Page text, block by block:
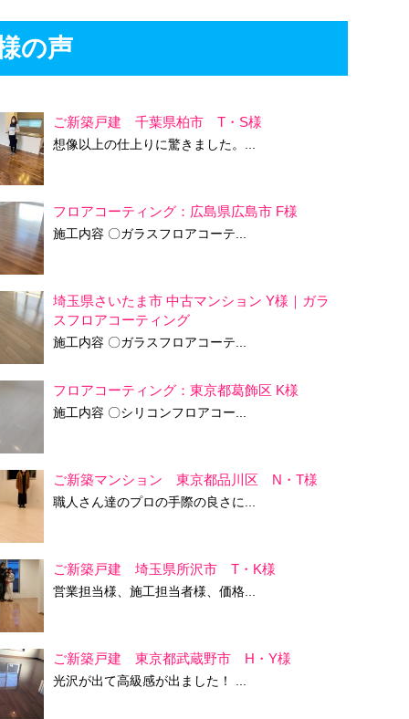
の声
ご新築戸建 千葉県柏市 T・S様
想像以上の仕上りに驚きました。...
フロアコーティング：広島県広島市 F様
施工内容 〇ガラスフロアコーテ...
埼玉県さいたま市 中古マンション Y様｜ガラ
スフロアコーティング
施工内容 〇ガラスフロアコーテ...
フロアコーティング：東京都葛飾区 K様
施工内容 〇シリコンフロアコー...
ご新築マンション 東京都品川区 N・T様
職人さん達のプロの手際の良さに...
ご新築戸建 埼玉県所沢市 T・K様
営業担当様、施工担当者様、価格...
ご新築戸建 東京都武蔵野市 H・Y様
光沢が出て高級感が出ました！ ...